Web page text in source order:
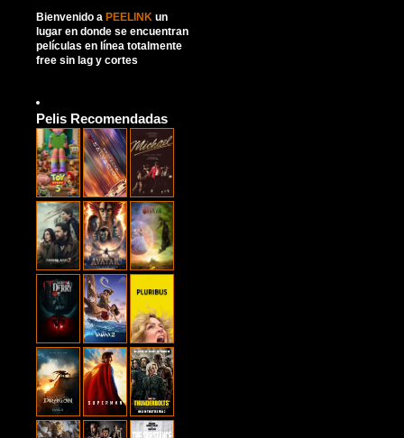
Bienvenido a PEELINK un
lugar en donde se encuentran
películas en línea totalmente
free sin lag y cortes
Pelis Recomendadas